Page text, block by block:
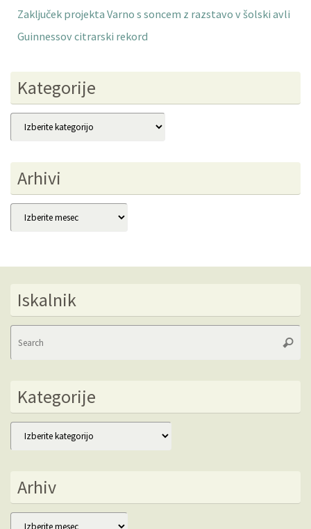
Zaključek projekta Varno s soncem z razstavo v šolski avli
Guinnessov citrarski rekord
Kategorije
Kategorije
Arhivi
Arhivi
Iskalnik
Kategorije
Kategorije
Arhiv
Arhiv